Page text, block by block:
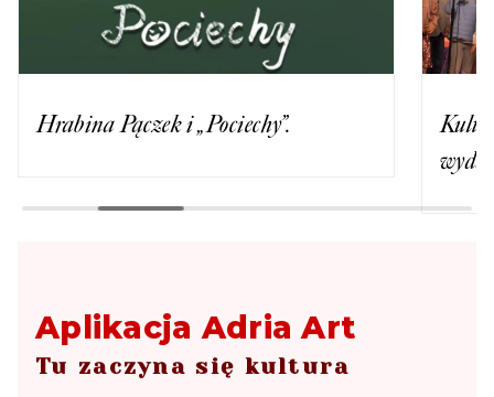
Hrabina Pączek i „Pociechy”.
Aplikacja Adria Art
Tu zaczyna się kultura